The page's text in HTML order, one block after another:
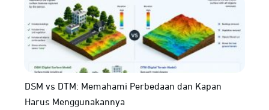
DSM vs DTM: Memahami Perbedaan dan Kapan
Harus Menggunakannya